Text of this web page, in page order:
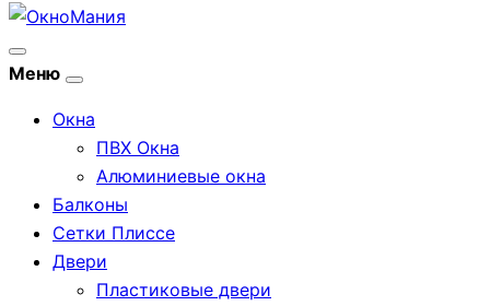
Открыть
меню
Меню
Окна
ПВХ Окна
Алюминиевые окна
Балконы
Сетки Плиссе
Двери
Пластиковые двери